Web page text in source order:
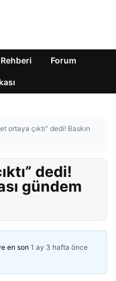
Forum
ortaya çıktı” dedi! Baskın
dedi!
gündem
en son 1 ay 3 hafta önce